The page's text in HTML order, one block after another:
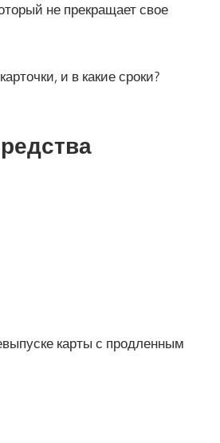
не прекращает свое
и в какие сроки?
карты с продленным